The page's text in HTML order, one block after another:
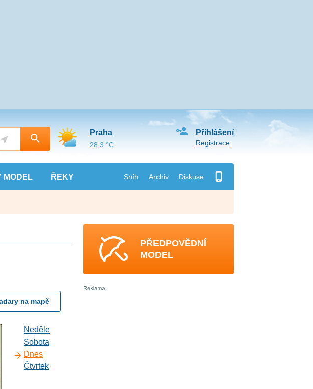
MODEL ŘEKY Sníh Archiv Diskuse
Přihlášení
Registrace
Praha
28.3 °C
na mapě
Neděle
Sobota
Dnes
Čtvrtek
PŘEDPOVĚDNÍ
MODEL